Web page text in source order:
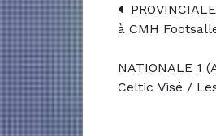
à CMH
NATIONALE 1
Celtic Visé /